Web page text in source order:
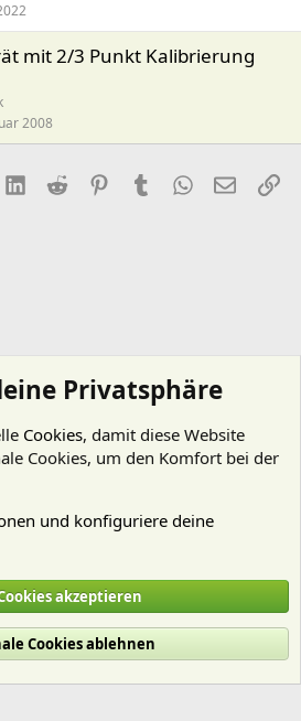
mit 2/3 Punkt Kalibrierung
2008
LinkedIn
Reddit PinterestTumblr WhatsApp
E-Mail
Hilfe und Impressum
Privatsphäre
Cookies, damit diese Website
Cookies, um den Komfort bei der
und konfiguriere deine
akzeptieren
Cookies ablehnen